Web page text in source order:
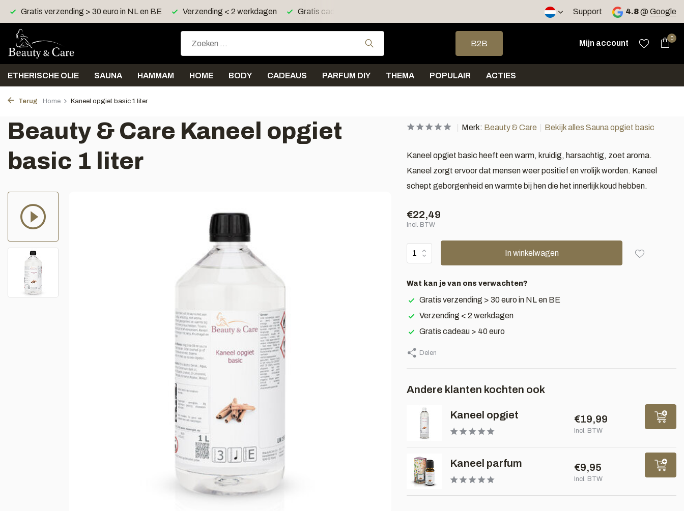
Gratis verzending > 30 euro in NL en BE Verzending < 2 werkdagen Gratis cadeau > 40 euro Gratis verzending > 30 euro in NL en BE Verzending < 2 werkdagen
Support 4.8@ Google
Gebruik de pijltjes op en neer om een beschikbaar resultaat te selecteren. Druk
B2B
Mijn account
0
ETHERISCHE OLIE SAUNA HAMMAM HOME BODY CADEAUS PARFUM DIY THEMA POPULAIR ACTIES
Terug Home Kaneel opgiet basic 1 liter
Beauty & Care Kaneel opgiet
basic 1 liter
Merk: Beauty & Care Bekijk alles Sauna opgiet basic
Kaneel opgiet basic heeft een warm, kruidig, harsachtig, zoet aroma.
Kaneel zorgt ervoor dat mensen weer positief en vrolijk worden. Kaneel
schept geborgenheid en warmte bij hen die het innerlijk koud hebben.
€22,49
Incl. BTW
In winkelwagen
Wat kan je van ons verwachten?
Gratis verzending > 30 euro in NL en BE
Verzending < 2 werkdagen
Gratis cadeau > 40 euro
Delen
Andere klanten kochten ook
Kaneel opgiet €19,99
Incl. BTW
Kaneel parfum €9,95
Incl. BTW